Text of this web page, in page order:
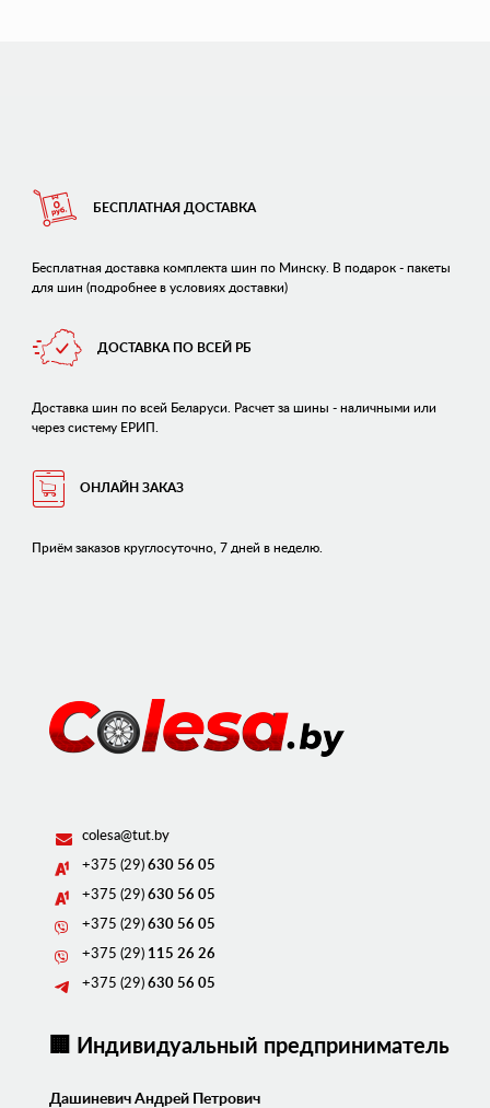
БЕСПЛАТНАЯ ДОСТАВКА
Бесплатная доставка комплекта шин по Минску. В подарок - пакеты
для шин (подробнее в условиях доставки)
ДОСТАВКА ПО ВСЕЙ РБ
Доставка шин по всей Беларуси. Расчет за шины - наличными или
через систему ЕРИП.
ОНЛАЙН ЗАКАЗ
Приём заказов круглосуточно, 7 дней в неделю.
colesa@tut.by
+375 (29) 630 56 05
+375 (29) 630 56 05
+375 (29) 630 56 05
+375 (29) 115 26 26
+375 (29) 630 56 05
🏢 Индивидуальный предприниматель
Дашиневич Андрей Петрович